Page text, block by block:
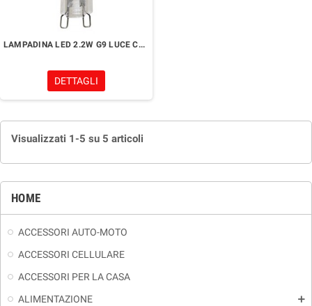
HOME
ACCESSORI AUTO-MOTO
ACCESSORI CELLULARE
ACCESSORI PER LA CASA
ALIMENTAZIONE
add
LAMPADINA LED 2.2W G9 LUCE CALDA
DETTAGLI
Visualizzati 1-5 su 5 articoli